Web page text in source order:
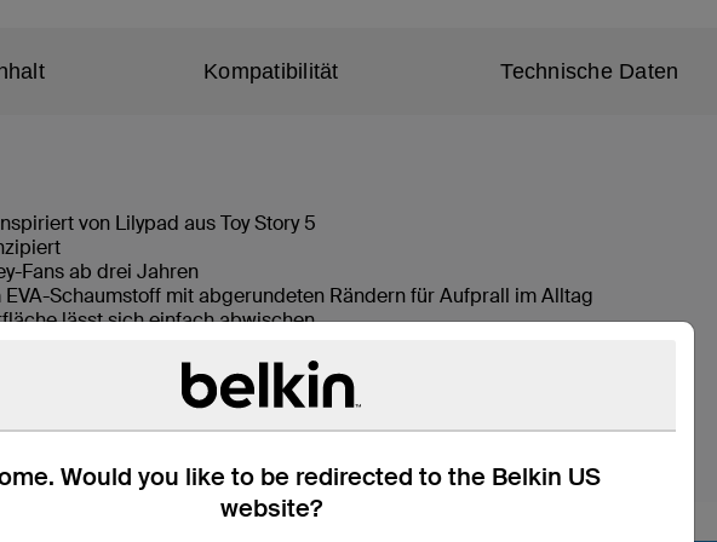
Would you like to be redirected to the Belkin US
website?
Kompatibilität Technische Daten
von Lilypad aus Toy Story 5
Fans ab drei Jahren
Schaumstoff mit abgerundeten Rändern für Aufprall im Alltag
lässt sich einfach abwischen
Zeichnen und Spielen
Kameraobjektiv und Ladeanschluss